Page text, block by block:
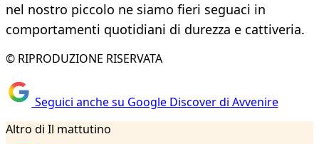
nel nostro piccolo ne siamo fieri seguaci in
comportamenti quotidiani di durezza e cattiveria.
© RIPRODUZIONE RISERVATA
Seguici anche su Google Discover di Avvenire
Altro di Il mattutino